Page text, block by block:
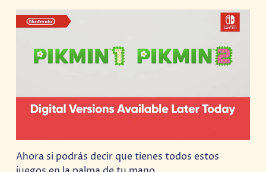
Ahora si podrás decir que tienes todos estos